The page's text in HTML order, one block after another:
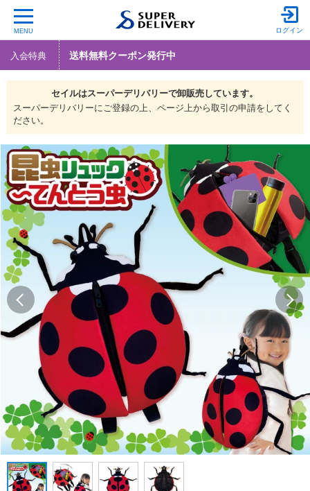
MENU ログイン
入会特典 送料無料クーポン発行中
セイルはスーパーデリバリーで卸販売しています。
スーパーデリバリーにご登録の上、ページ上から取引の申請をしてく
ださい。